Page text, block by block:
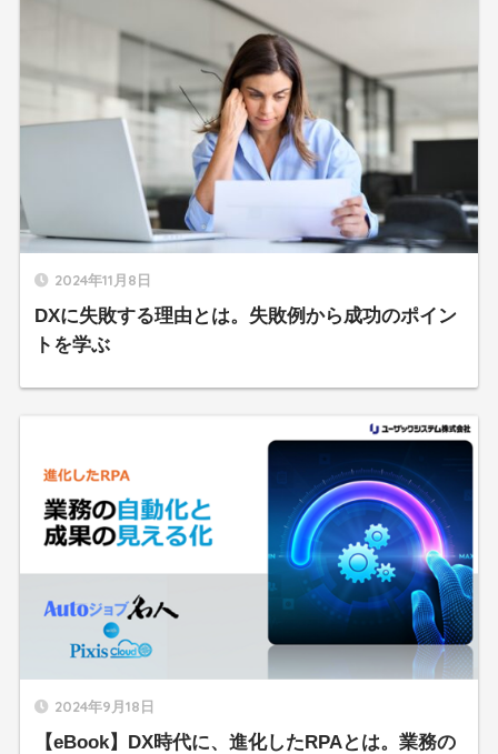
2024年11月8日
DXに失敗する理由とは。失敗例から成功のポイン
トを学ぶ
2024年9月18日
【eBook】DX時代に、進化したRPAとは。業務の